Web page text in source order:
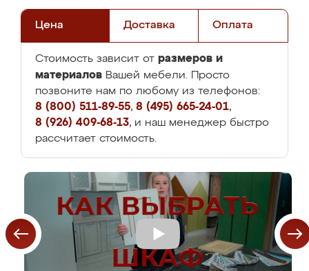
Цена Доставка Оплата
Стоимость зависит от размеров и
материалов Вашей мебели. Просто
позвоните нам по любому из телефонов:
8 (800) 511-89-55, 8 (495) 665-24-01,
8 (926) 409-68-13, и наш менеджер быстро
рассчитает стоимость.